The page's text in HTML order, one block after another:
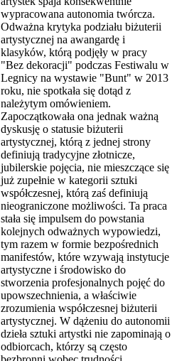
wypracowana autonomia twórcza.
Odważna krytyka podziału biżuterii
artystycznej na awangardę i
klasyków, którą podjęły w pracy
"Bez dekoracji" podczas Festiwalu w
Legnicy na wystawie "Bunt" w 2013
roku, nie spotkała się dotąd z
należytym omówieniem.
Zapoczątkowała ona jednak ważną
dyskusję o statusie biżuterii
artystycznej, którą z jednej strony
definiują tradycyjne złotnicze,
jubilerskie pojęcia, nie mieszczące się
już zupełnie w kategorii sztuki
współczesnej, którą zaś definiują
nieograniczone możliwości. Ta praca
stała się impulsem do powstania
kolejnych odważnych wypowiedzi,
tym razem w formie bezpośrednich
manifestów, które wzywają instytucje
artystyczne i środowisko do
stworzenia profesjonalnych pojęć do
upowszechnienia, a właściwie
zrozumienia współczesnej biżuterii
artystycznej. W dążeniu do autonomii
dzieła sztuki artystki nie zapominają o
odbiorcach, którzy są często